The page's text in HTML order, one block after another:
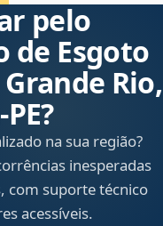
pelo
de Esgoto
Rio,
na sua região?
inesperadas
com suporte técnico
acessíveis.